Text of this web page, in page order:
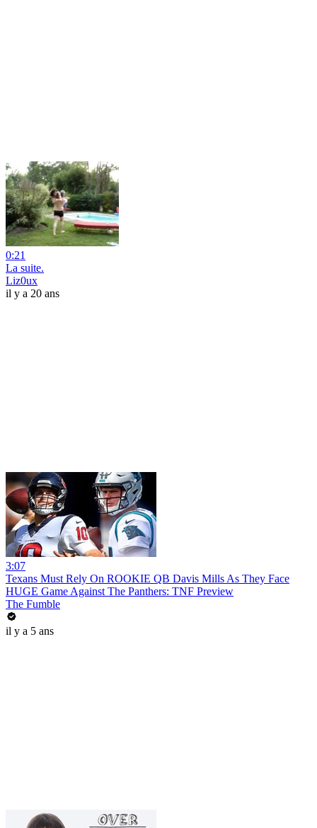
0:21
La suite.
Liz0ux
il y a 20 ans
3:07
Texans Must Rely On ROOKIE QB Davis Mills As They Face
HUGE Game Against The Panthers: TNF Preview
The Fumble
il y a 5 ans